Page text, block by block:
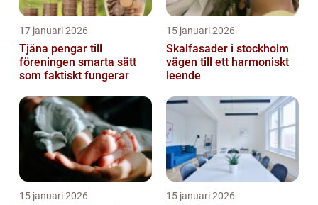
17 januari 2026
Tjäna pengar till
föreningen smarta sätt
som faktiskt fungerar
15 januari 2026
Skalfasader i stockholm
vägen till ett harmoniskt
leende
15 januari 2026 15 januari 2026